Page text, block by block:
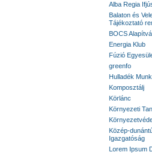
Alba Regia
Balaton és
Tájékoztató
BOCS
Energia Klub
Fúzió
greenfo
Hulladék
Komposztálj
Körlánc
Környezeti
Közép-
Igazgatóság
Lorem Ipsum